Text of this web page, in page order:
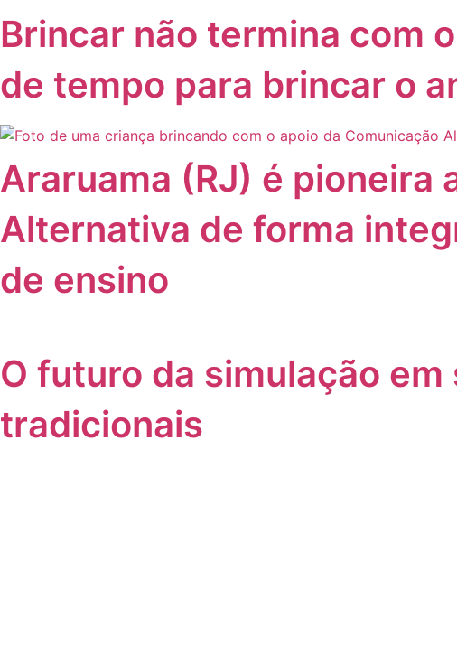
Brincar não termina com
de tempo para brincar o
Araruama (RJ) é pioneira
Alternativa de forma
de ensino
O futuro da simulação
tradicionais